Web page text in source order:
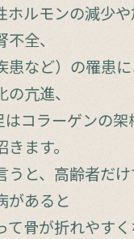
ホルモンの減少
全、
患など）の罹患
亢進、
コラーゲンの架
ます。
うと、高齢者だ
があると
て骨が折れやす